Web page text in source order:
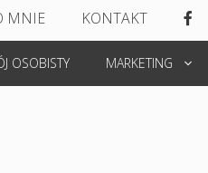
MNIE KONTAKT
OSOBISTY MARKETING